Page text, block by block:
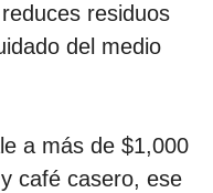
residuos
del medio
a más de $1,000
café casero, ese